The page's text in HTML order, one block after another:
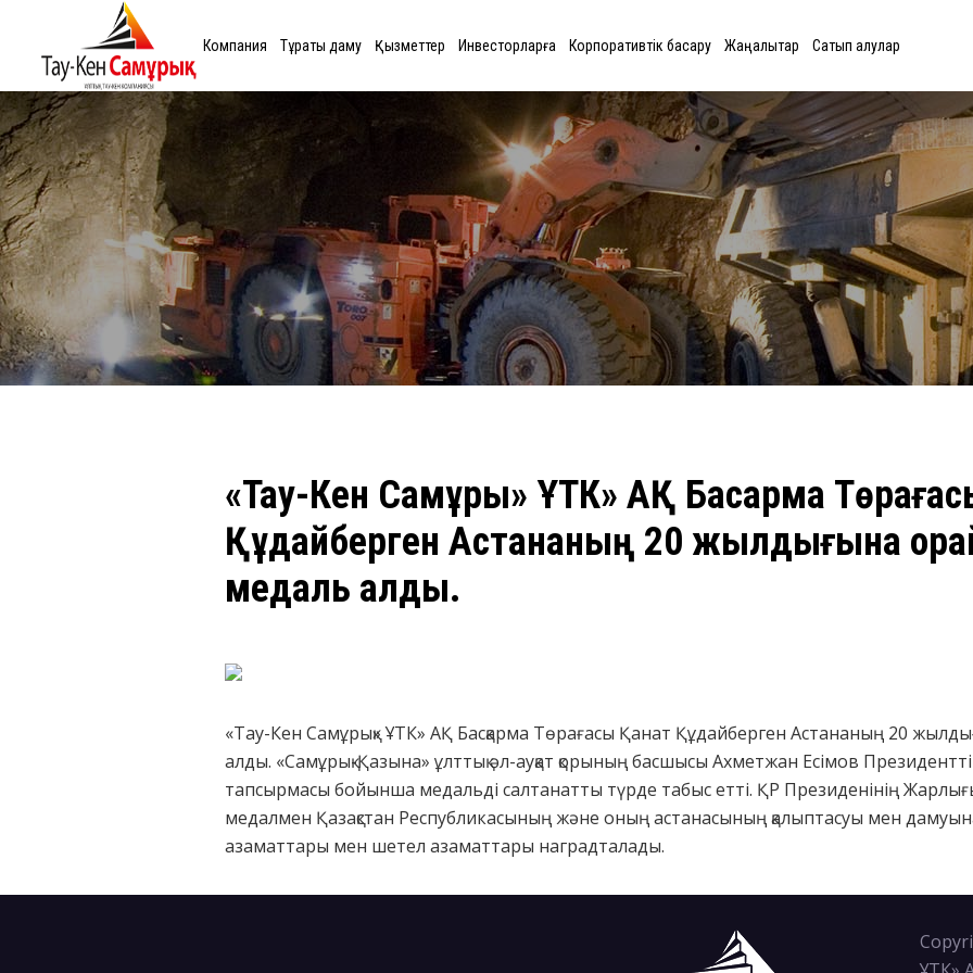
Компания Тұрақты даму Қызметтер Инвесторларға Корпоративтік басқару Жаңалықтар Сатып алулар
​«Тау-Кен Самұрық» ҰТК» АҚ Басқарма
Құдайберген Астананың 20 жылдығына
медаль алды.
«Тау-Кен Самұрық» ҰТК» АҚ Басқарма Төрағасы Қанат Құдайберген Астананың 20
алды. «Самұрық-Қазына» ұлттық әл-ауқат қорының басшысы Ахметжан Есімов
тапсырмасы бойынша медальді салтанатты түрде табыс етті. ҚР Президенінің
медалмен Қазақстан Республикасының және оның астанасының қалыптасуы мен дамуына
азаматтары мен шетел азаматтары наградталады.